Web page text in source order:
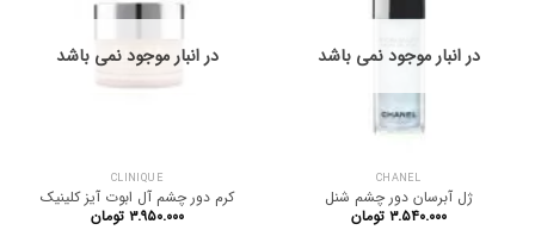
در انبار موجود نمی باشد
CHANEL
ژل آبرسان دور چشم شنل
۳.۵۴۰.۰۰۰ تومان
در انبار موجود نمی باشد
CLINIQUE
کرم دور چشم آل ابوت آیز کلینیک
۳.۹۵۰.۰۰۰ تومان